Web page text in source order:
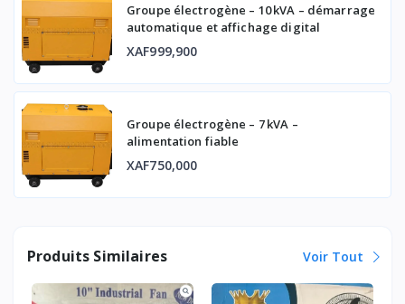
Groupe électrogène – 10 kVA – démarrage
automatique et affichage digital
XAF999,900
Groupe électrogène – 7 kVA –
alimentation fiable
XAF750,000
Produits Similaires Voir Tout